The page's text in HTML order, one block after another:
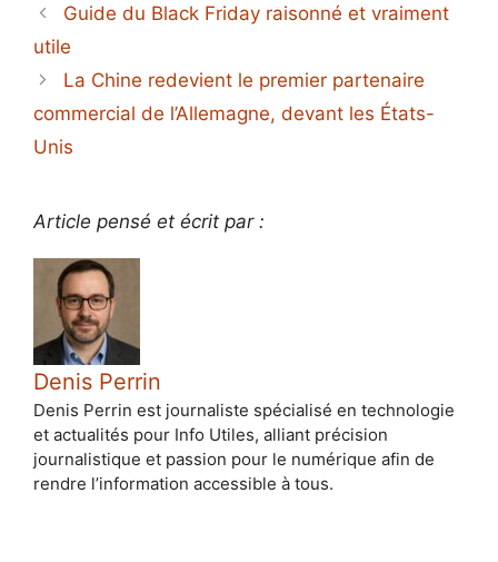
Guide du Black Friday raisonné et vraiment
utile
La Chine redevient le premier partenaire
commercial de l’Allemagne, devant les États-
Unis
Article pensé et écrit par :
Denis Perrin
Denis Perrin est journaliste spécialisé en technologie
et actualités pour Info Utiles, alliant précision
journalistique et passion pour le numérique afin de
rendre l’information accessible à tous.